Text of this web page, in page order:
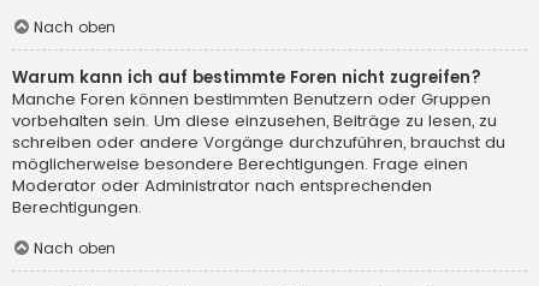
Nach oben
Warum kann ich auf bestimmte Foren nicht zugreifen?
Manche Foren können bestimmten Benutzern oder Gruppen
vorbehalten sein. Um diese einzusehen, Beiträge zu lesen, zu
schreiben oder andere Vorgänge durchzuführen, brauchst du
möglicherweise besondere Berechtigungen. Frage einen
Moderator oder Administrator nach entsprechenden
Berechtigungen.
Nach oben